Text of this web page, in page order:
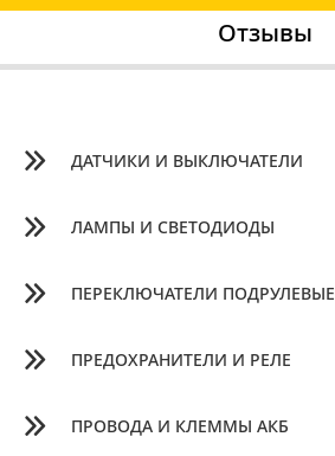
Отзывы
ДАТЧИКИ И ВЫКЛЮЧАТЕЛИ
ЛАМПЫ И СВЕТОДИОДЫ
ПЕРЕКЛЮЧАТЕЛИ ПОДРУЛЕВЫЕ
ПРЕДОХРАНИТЕЛИ И РЕЛЕ
ПРОВОДА И КЛЕММЫ АКБ